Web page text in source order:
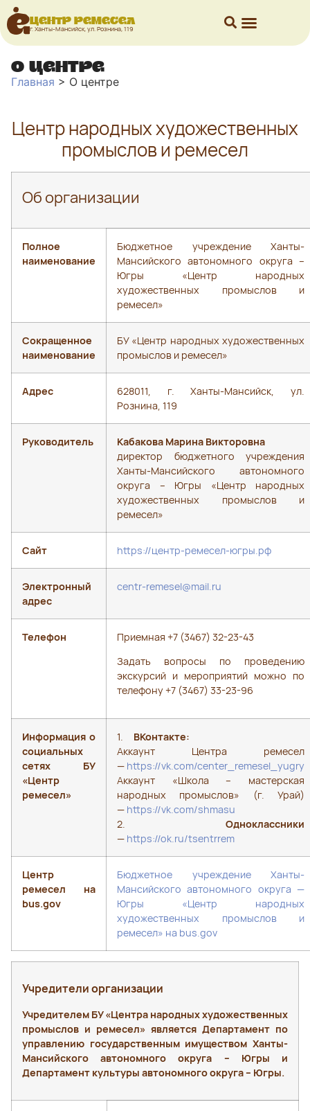
Центр ремесел
г. Ханты-Мансийск, ул. Рознина, 119
О центре
Главная > О центре
Центр народных художественных
промыслов и ремесел
Об организации
Полное
наименование
Бюджетное учреждение Ханты-
Мансийского автономного округа –
Югры «Центр народных
художественных промыслов и
ремесел»
Сокращенное
наименование
БУ «Центр народных художественных
промыслов и ремесел»
Адрес
628011, г. Ханты-Мансийск, ул.
Рознина, 119
Руководитель
Кабакова Марина Викторовна
директор бюджетного учреждения
Ханты-Мансийского автономного
округа – Югры «Центр народных
художественных промыслов и
ремесел»
Сайт https://центр-ремесел-югры.рф
Электронный
адрес
centr-remesel@mail.ru
Телефон Приемная +7 (3467) 32-23-43
Задать вопросы по проведению
экскурсий и мероприятий можно по
телефону +7 (3467) 33-23-96
Информация о
социальных
сетях БУ
«Центр
ремесел»
1. ВКонтакте:
Аккаунт Центра ремесел
— https://vk.com/center_remesel_yugry
Аккаунт «Школа – мастерская
народных промыслов» (г. Урай)
— https://vk.com/shmasu
2. Одноклассники
— https://ok.ru/tsentrrem
Центр
ремесел на
bus.gov
Бюджетное учреждение Ханты-
Мансийского автономного округа —
Югры «Центр народных
художественных промыслов и
ремесел» на bus.gov
Учредители организации
Учредителем БУ «Центра народных художественных
промыслов и ремесел» является Департамент по
управлению государственным имуществом Ханты-
Мансийского автономного округа – Югры и
Департамент культуры автономного округа – Югры.